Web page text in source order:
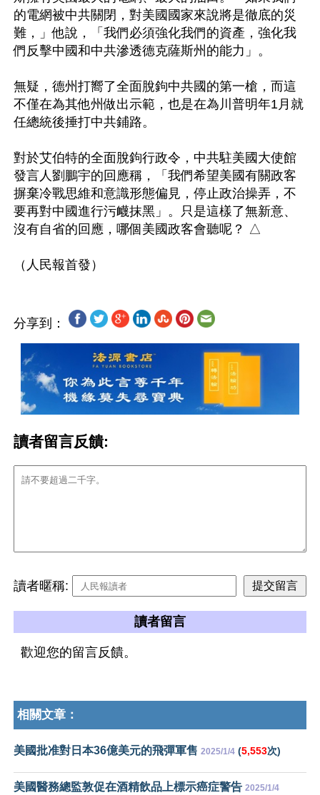
的電網被中共關閉，對美國國家來說將是徹底的災
難，」他說，「我們必須強化我們的資產，強化我
們反擊中國和中共滲透德克薩斯州的能力」。
無疑，德州打嚮了全面脫鉤中共國的第一槍，而這
不僅在為其他州做出示範，也是在為川普明年1月就
任總統後捶打中共鋪路。
對於艾伯特的全面脫鉤行政令，中共駐美國大使館
發言人劉鵬宇的回應稱，「我們希望美國有關政客
摒棄冷戰思維和意識形態偏見，停止政治操弄，不
要再對中國進行污衊抹黑」。只是這樣了無新意、
沒有自省的回應，哪個美國政客會聽呢？ △
分享到：
讀者留言反饋:
讀者暱稱:
讀者留言
歡迎您的留言反饋。
相關文章：
美國批准對日本36億美元的飛彈軍售 2025/1/4 (5,553次)
美國醫務總監敦促在酒精飲品上標示癌症警告 2025/1/4